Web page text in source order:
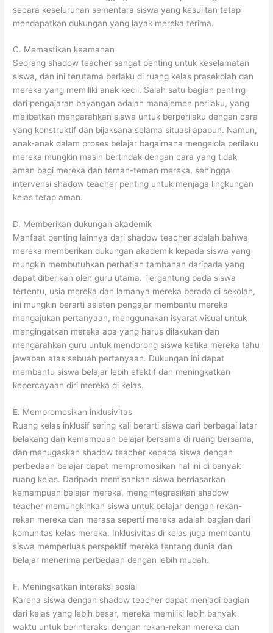
secara keseluruhan sementara siswa yang kesulitan tetap
mendapatkan dukungan yang layak mereka terima.
C. Memastikan keamanan
Seorang shadow teacher sangat penting untuk keselamatan
siswa, dan ini terutama berlaku di ruang kelas prasekolah dan
mereka yang memiliki anak kecil. Salah satu bagian penting
dari pengajaran bayangan adalah manajemen perilaku, yang
melibatkan mengarahkan siswa untuk berperilaku dengan cara
yang konstruktif dan bijaksana selama situasi apapun. Namun,
anak-anak dalam proses belajar bagaimana mengelola perilaku
mereka mungkin masih bertindak dengan cara yang tidak
aman bagi mereka dan teman-teman mereka, sehingga
intervensi shadow teacher penting untuk menjaga lingkungan
kelas tetap aman.
D. Memberikan dukungan akademik
Manfaat penting lainnya dari shadow teacher adalah bahwa
mereka memberikan dukungan akademik kepada siswa yang
mungkin membutuhkan perhatian tambahan daripada yang
dapat diberikan oleh guru utama. Tergantung pada siswa
tertentu, usia mereka dan lamanya mereka berada di sekolah,
ini mungkin berarti asisten pengajar membantu mereka
mengajukan pertanyaan, menggunakan isyarat visual untuk
mengingatkan mereka apa yang harus dilakukan dan
mengarahkan guru untuk mendorong siswa ketika mereka tahu
jawaban atas sebuah pertanyaan. Dukungan ini dapat
membantu siswa belajar lebih efektif dan meningkatkan
kepercayaan diri mereka di kelas.
E. Mempromosikan inklusivitas
Ruang kelas inklusif sering kali berarti siswa dari berbagai latar
belakang dan kemampuan belajar bersama di ruang bersama,
dan menugaskan shadow teacher kepada siswa dengan
perbedaan belajar dapat mempromosikan hal ini di banyak
ruang kelas. Daripada memisahkan siswa berdasarkan
kemampuan belajar mereka, mengintegrasikan shadow
teacher memungkinkan siswa untuk belajar dengan rekan-
rekan mereka dan merasa seperti mereka adalah bagian dari
komunitas kelas mereka. Inklusivitas di kelas juga membantu
siswa memperluas perspektif mereka tentang dunia dan
belajar menerima perbedaan dengan lebih mudah.
F. Meningkatkan interaksi sosial
Karena siswa dengan shadow teacher dapat menjadi bagian
dari kelas yang lebih besar, mereka memiliki lebih banyak
waktu untuk berinteraksi dengan rekan-rekan mereka dan